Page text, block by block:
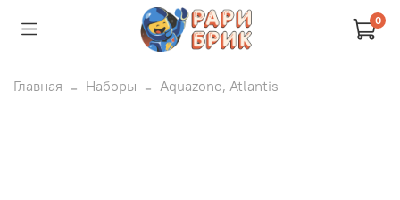
0
Главная Наборы Aquazone, Atlantis